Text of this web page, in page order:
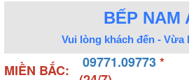
BẾP NAM
Vui lòng khách đến - Vừa
MIỀN BẮC: 09771.09773*